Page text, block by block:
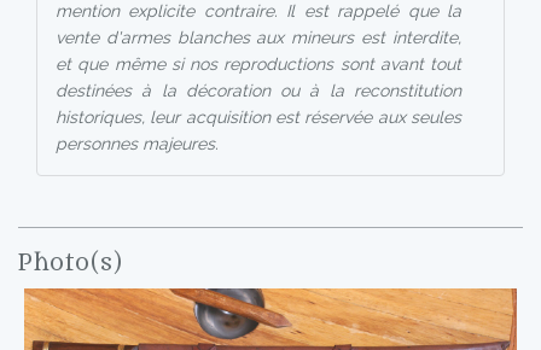
mention explicite contraire. Il est rappelé que la
vente d'armes blanches aux mineurs est interdite,
et que même si nos reproductions sont avant tout
destinées à la décoration ou à la reconstitution
historiques, leur acquisition est réservée aux seules
personnes majeures.
Photo(s)